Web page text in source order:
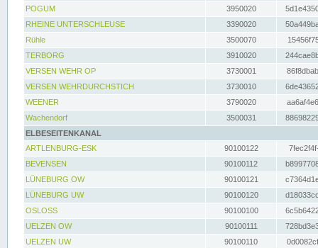
POGUM
3950020
RHEINE UNTERSCHLEUSE
3390020
Rühle
3500070
TERBORG
3910020
VERSEN WEHR OP
3730001
VERSEN WEHRDURCHSTICH
3730010
WEENER
3790020
Wachendorf
3500031
ELBESEITENKANAL
ARTLENBURG-ESK
90100122
BEVENSEN
90100112
LÜNEBURG OW
90100121
LÜNEBURG UW
90100120
OSLOSS
90100100
UELZEN OW
90100111
UELZEN UW
90100110